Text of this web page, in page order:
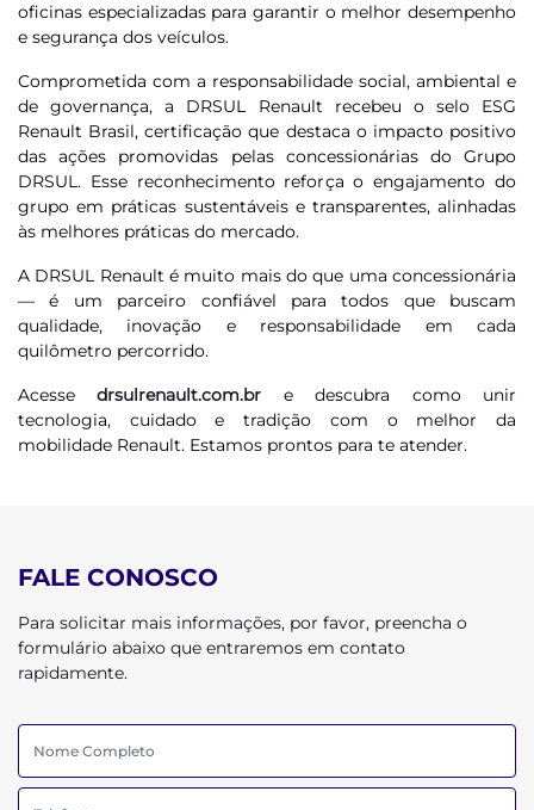
oficinas especializadas para garantir o melhor desempenho
e segurança dos veículos.
Comprometida com a responsabilidade social, ambiental e
de governança, a DRSUL Renault recebeu o selo ESG
Renault Brasil, certificação que destaca o impacto positivo
das ações promovidas pelas concessionárias do Grupo
DRSUL. Esse reconhecimento reforça o engajamento do
grupo em práticas sustentáveis e transparentes, alinhadas
às melhores práticas do mercado.
A DRSUL Renault é muito mais do que uma concessionária
— é um parceiro confiável para todos que buscam
qualidade, inovação e responsabilidade em cada
quilômetro percorrido.
Acessedrsulrenault.com.br e descubra como unir
tecnologia, cuidado e tradição com o melhor da
mobilidade Renault. Estamos prontos para te atender.
FALE CONOSCO
Para solicitar mais informações, por favor, preencha o
formulário abaixo que entraremos em contato
rapidamente.